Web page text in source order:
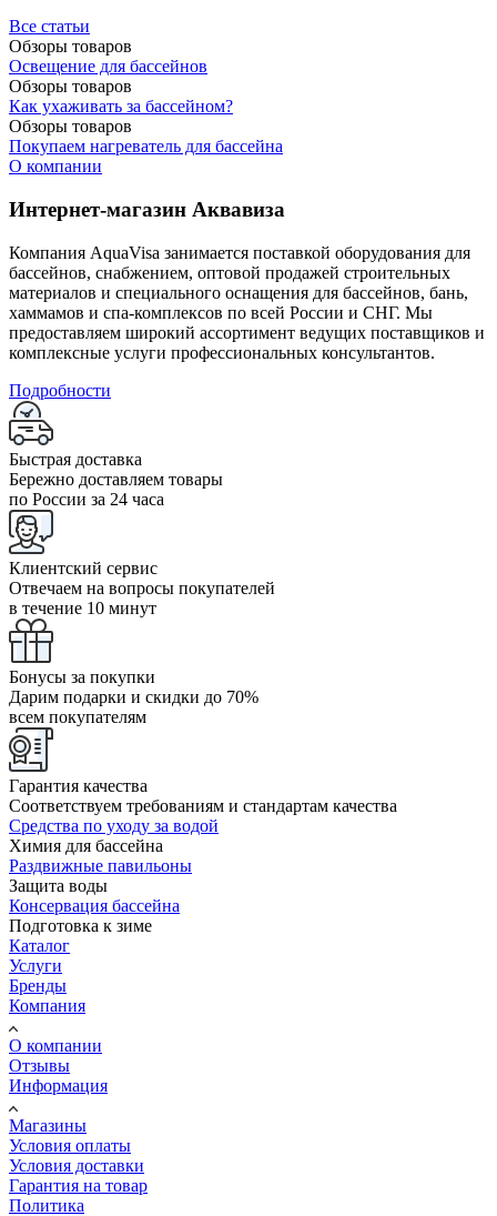
Все статьи
Обзоры товаров
Освещение для бассейнов
Обзоры товаров
Как ухаживать за бассейном?
Обзоры товаров
Покупаем нагреватель для бассейна
О компании
Интернет-магазин Аквавиза
Компания AquaVisa занимается поставкой оборудования для
бассейнов, снабжением, оптовой продажей строительных
материалов и специального оснащения для бассейнов, бань,
хаммамов и спа-комплексов по всей России и СНГ. Мы
предоставляем широкий ассортимент ведущих поставщиков и
комплексные услуги профессиональных консультантов.
Подробности
Быстрая доставка
Бережно доставляем товары
по России за 24 часа
Клиентский сервис
Отвечаем на вопросы покупателей
в течение 10 минут
Бонусы за покупки
Дарим подарки и скидки до 70%
всем покупателям
Гарантия качества
Соответствуем требованиям и стандартам качества
Средства по уходу за водой
Химия для бассейна
Раздвижные павильоны
Защита воды
Консервация бассейна
Подготовка к зиме
Каталог
Услуги
Бренды
Компания
О компании
Отзывы
Информация
Магазины
Условия оплаты
Условия доставки
Гарантия на товар
Политика